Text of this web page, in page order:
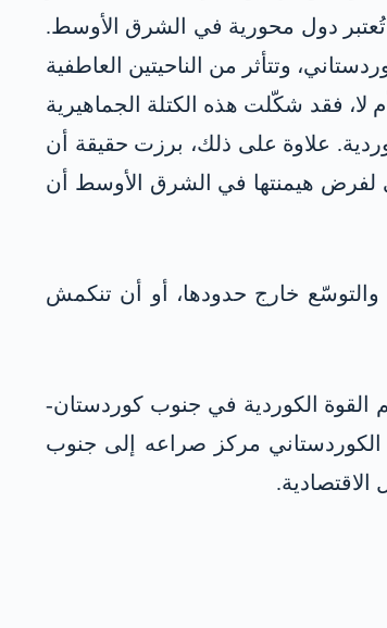
وتركيا، والتي تُعتبر دول محورية في الشرق الأوسط.
وتتأثر من الناحيتين العاطفية
لا، فقد شكّلت هذه الكتلة الجماهيرية
علاوة على ذلك، برزت حقيقة أن
لفرض هيمنتها في الشرق الأوسط أن
والتوسّع خارج حدودها، أو أن تنكمش
القوة الكوردية في جنوب كوردستان-
مركز صراعه إلى جنوب